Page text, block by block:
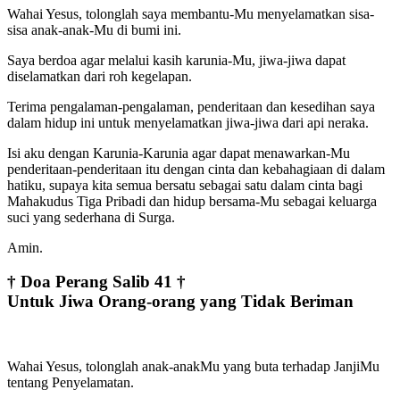
Wahai Yesus, tolonglah saya membantu-Mu menyelamatkan sisa-
sisa anak-anak-Mu di bumi ini.
Saya berdoa agar melalui kasih karunia-Mu, jiwa-jiwa dapat
diselamatkan dari roh kegelapan.
Terima pengalaman-pengalaman, penderitaan dan kesedihan saya
dalam hidup ini untuk menyelamatkan jiwa-jiwa dari api neraka.
Isi aku dengan Karunia-Karunia agar dapat menawarkan-Mu
penderitaan-penderitaan itu dengan cinta dan kebahagiaan di dalam
hatiku, supaya kita semua bersatu sebagai satu dalam cinta bagi
Mahakudus Tiga Pribadi dan hidup bersama-Mu sebagai keluarga
suci yang sederhana di Surga.
Amin.
† Doa Perang Salib 41 †
Untuk Jiwa Orang-orang yang Tidak Beriman
Wahai Yesus, tolonglah anak-anakMu yang buta terhadap JanjiMu
tentang Penyelamatan.